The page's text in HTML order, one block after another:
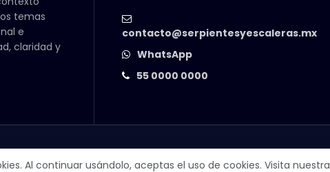
temas
e
claridad y
contacto@serpientesyescaleras.mx
WhatsApp
55 0000 0000
Al continuar usándolo, aceptas el uso de cookies. Visita nuestra